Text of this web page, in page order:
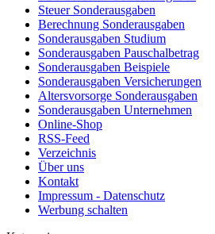
Steuer Sonderausgaben
Berechnung Sonderausgaben
Sonderausgaben Studium
Sonderausgaben Pauschalbetrag
Sonderausgaben Beispiele
Sonderausgaben Versicherungen
Altersvorsorge Sonderausgaben
Sonderausgaben Unternehmen
Online-Shop
RSS-Feed
Verzeichnis
Über uns
Kontakt
Impressum - Datenschutz
Werbung schalten